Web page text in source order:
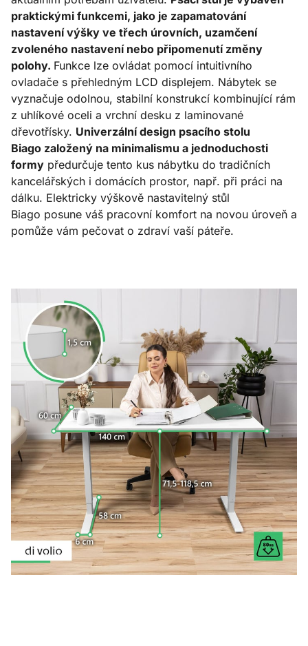
praktickými funkcemi, jako je zapamatování
nastavení výšky ve třech úrovních, uzamčení
zvoleného nastavení nebo připomenutí změny
polohy. Funkce lze ovládat pomocí intuitivního
ovladače s přehledným LCD displejem. Nábytek se
vyznačuje odolnou, stabilní konstrukcí kombinující rám
z uhlíkové oceli a vrchní desku z laminované
dřevotřísky. Univerzální design psacího stolu
Biago založený na minimalismu a jednoduchosti
formy předurčuje tento kus nábytku do tradičních
kancelářských i domácích prostor, např. při práci na
dálku. Elektricky výškově nastavitelný stůl
Biago posune váš pracovní komfort na novou úroveň a
pomůže vám pečovat o zdraví vaší páteře.